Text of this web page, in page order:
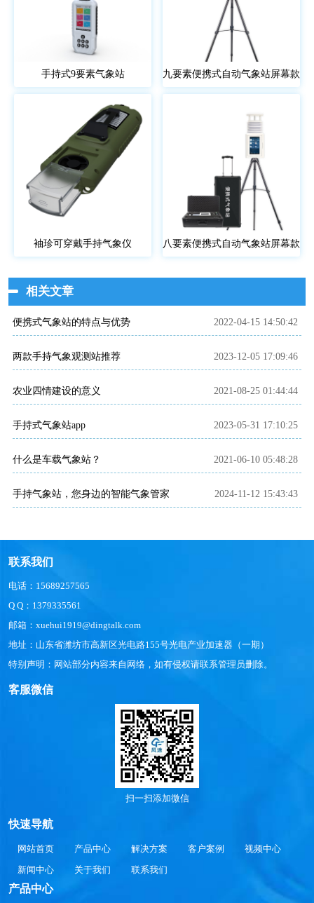
手持式9要素气象站 九要素便携式自动气象站屏幕款
袖珍可穿戴手持气象仪 八要素便携式自动气象站屏幕款
相关文章
便携式气象站的特点与优势 2022-04-15 14:50:42
两款手持气象观测站推荐 2023-12-05 17:09:46
农业四情建设的意义 2021-08-25 01:44:44
手持式气象站app 2023-05-31 17:10:25
什么是车载气象站？ 2021-06-10 05:48:28
手持气象站，您身边的智能气象管家 2024-11-12 15:43:43
联系我们
电话：15689257565
Q Q：1379335561
邮箱：xuehui1919@dingtalk.com
地址：山东省潍坊市高新区光电路155号光电产业加速器（一期）
特别声明：网站部分内容来自网络，如有侵权请联系管理员删除。
客服微信
扫一扫添加微信
快速导航
网站首页 产品中心 解决方案 客户案例
视频中心
新闻中心
关于我们 联系我们
产品中心